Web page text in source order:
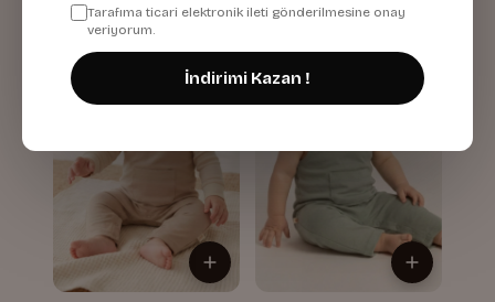
Tarafıma ticari elektronik ileti gönderilmesine onay
veriyorum.
İndirimi Kazan !